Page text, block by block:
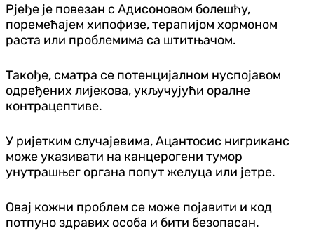
Рјеђе је повезан с Адисоновом болешћу,
поремећајем хипофизе, терапијом хормоном
раста или проблемима са штитњачом.
Такође, сматра се потенцијалном нуспојавом
одређених лијекова, укључујући оралне
контрацептиве.
У ријетким случајевима, Ацантосис нигриканс
може указивати на канцерогени тумор
унутрашњег органа попут желуца или јетре.
Овај кожни проблем се може појавити и код
потпуно здравих особа и бити безопасан.